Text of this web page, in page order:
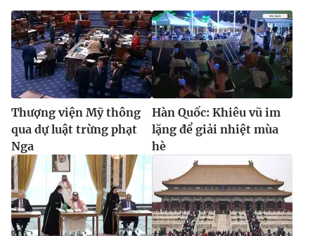
Thượng viện Mỹ thông
qua dự luật trừng phạt
Nga
Hàn Quốc: Khiêu vũ im
lặng để giải nhiệt mùa
hè